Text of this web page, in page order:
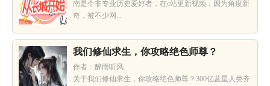
南是个非专业历史爱好者，在c站更新视频，因为角度新
奇，被不少网...
我们修仙求生，你攻略绝色师尊？
作者：醉雨听风
关于我们修仙求生，你攻略绝色师尊？300亿蓝星人类齐